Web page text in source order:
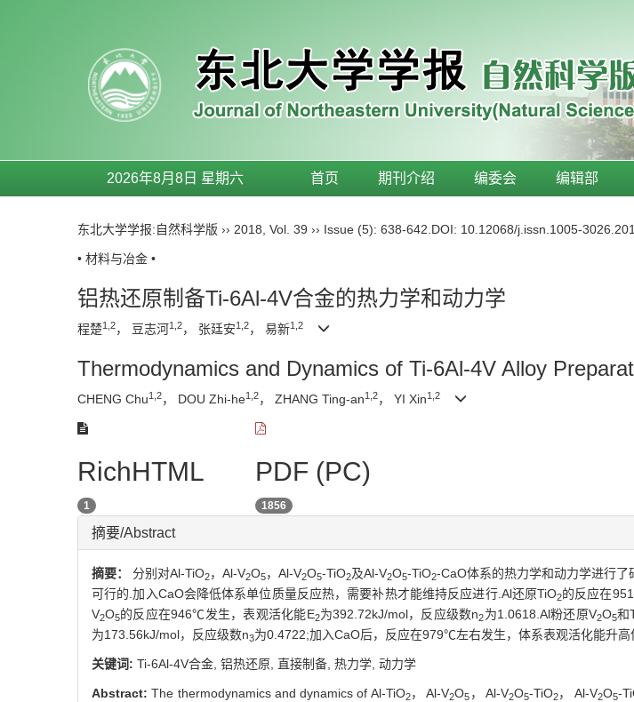
2026年8月8日 星期六 首页 期刊介绍 编委会 编辑部
东北大学学报:自然科学版 ›› 2018 Vol. 39 ›› Issue (5): 638-642. DOI: 10.12068/j.issn.1005-
• 材料与冶金 •
铝热还原制备Ti-6Al-4V合金的热力学和动力学
程楚1,2， 豆志河1,2， 张廷安1,2， 易新1,2
Thermodynamics and Dynamics of Ti-6Al-4V Alloy
CHENG Chu1,2， DOU Zhi-he1,2， ZHANG Ting-an1,2， YI Xin1,2
RichHTML
1
PDF (PC)
1856
摘要/Abstract
摘要： 分别对Al-TiO2，Al-V2O5，Al-V2O5-TiO2及Al-V2O5-TiO2-CaO体系的热力学和动力学进行
可行的.加入CaO会降低体系单位质量反应热，需要补热才能维持反应进行.Al还原TiO2的反应在
V2O5的反应在946℃发生，表观活化能E2为392.72kJ/mol，反应级数n2为1.0618.Al粉还原V2O5和
为173.56kJ/mol，反应级数n3为0.4722;加入CaO后，反应在979℃左右发生，体系表观活化能升
关键词: Ti-6Al-4V合金, 铝热还原, 直接制备, 热力学, 动力学
Abstract:The thermodynamics and dynamics of Al-TiO2， Al-V2O5 ， Al-V2O5-TiO2， Al-V2O5-